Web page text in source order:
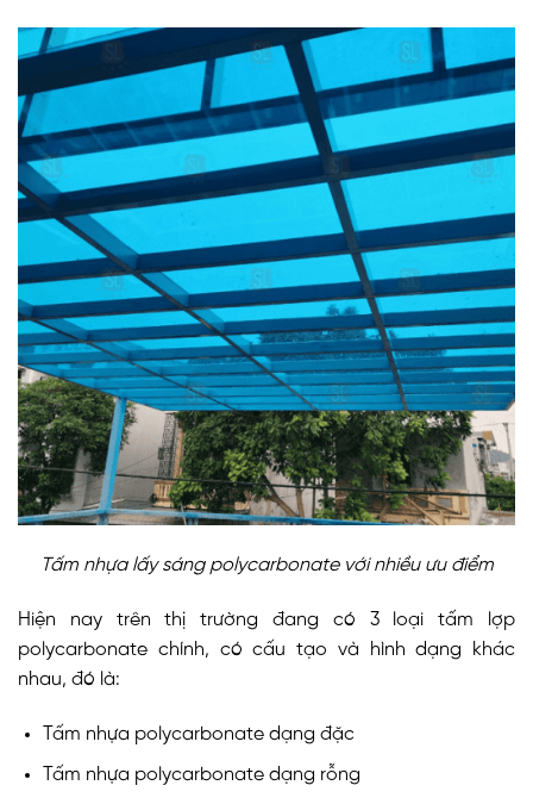
Tấm nhựa lấy sáng polycarbonate với nhiều ưu điểm
Hiện nay trên thị trường đang có 3 loại tấm lợp
polycarbonate chính, có cấu tạo và hình dạng khác
nhau, đó là:
Tấm nhựa polycarbonate dạng đặc
Tấm nhựa polycarbonate dạng rỗng